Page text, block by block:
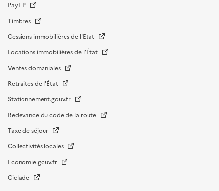
PayFiP
Timbres
Cessions immobilières de l'Etat
Locations immobilières de l’État
Ventes domaniales
Retraites de l'État
Stationnement.gouv.fr
Redevance du code de la route
Taxe de séjour
Collectivités locales
Economie.gouv.fr
Ciclade